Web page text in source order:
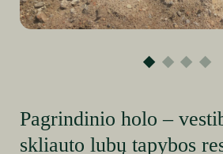
Pagrindinio holo –
skliauto lubų tapybos